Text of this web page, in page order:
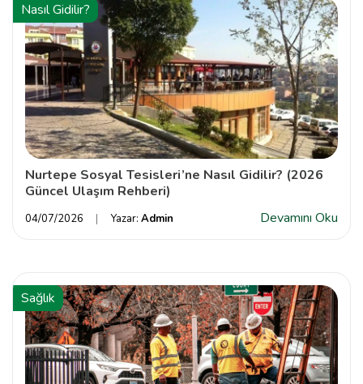
Nasıl Gidilir?
Nurtepe Sosyal Tesisleri’ne Nasıl Gidilir? (2026
Güncel Ulaşım Rehberi)
04/07/2026 Yazar: Admin Devamını Oku
Sağlık